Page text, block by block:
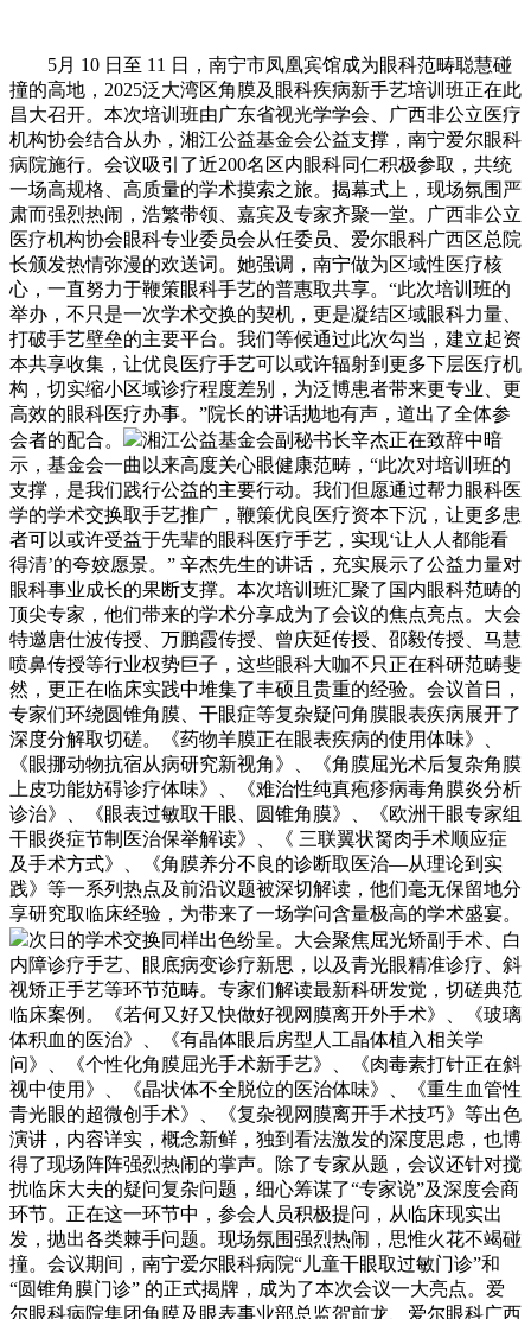
5月 10 日至 11 日，南宁市凤凰宾馆成为眼科范畴聪慧碰
撞的高地，2025泛大湾区角膜及眼科疾病新手艺培训班正在此
昌大召开。本次培训班由广东省视光学学会、广西非公立医疗
机构协会结合从办，湘江公益基金会公益支撑，南宁爱尔眼科
病院施行。会议吸引了近200名区内眼科同仁积极参取，共统
一场高规格、高质量的学术摸索之旅。揭幕式上，现场氛围严
肃而强烈热闹，浩繁带领、嘉宾及专家齐聚一堂。广西非公立
医疗机构协会眼科专业委员会从任委员、爱尔眼科广西区总院
长颁发热情弥漫的欢送词。她强调，南宁做为区域性医疗核
心，一直努力于鞭策眼科手艺的普惠取共享。“此次培训班的
举办，不只是一次学术交换的契机，更是凝结区域眼科力量、
打破手艺壁垒的主要平台。我们等候通过此次勾当，建立起资
本共享收集，让优良医疗手艺可以或许辐射到更多下层医疗机
构，切实缩小区域诊疗程度差别，为泛博患者带来更专业、更
高效的眼科医疗办事。”院长的讲话抛地有声，道出了全体参
会者的配合。
湘江公益基金会副秘书长辛杰正在致辞中暗
示，基金会一曲以来高度关心眼健康范畴，“此次对培训班的
支撑，是我们践行公益的主要行动。我们但愿通过帮力眼科医
学的学术交换取手艺推广，鞭策优良医疗资本下沉，让更多患
者可以或许受益于先辈的眼科医疗手艺，实现‘让人人都能看
得清’的夸姣愿景。” 辛杰先生的讲话，充实展示了公益力量对
眼科事业成长的果断支撑。本次培训班汇聚了国内眼科范畴的
顶尖专家，他们带来的学术分享成为了会议的焦点亮点。大会
特邀唐仕波传授、万鹏霞传授、曾庆延传授、邵毅传授、马慧
喷鼻传授等行业权势巨子，这些眼科大咖不只正在科研范畴斐
然，更正在临床实践中堆集了丰硕且贵重的经验。会议首日，
专家们环绕圆锥角膜、干眼症等复杂疑问角膜眼表疾病展开了
深度分解取切磋。《药物羊膜正在眼表疾病的使用体味》、
《眼挪动物抗宿从病研究新视角》、《角膜屈光术后复杂角膜
上皮功能妨碍诊疗体味》、《难治性纯真疱疹病毒角膜炎分析
诊治》、《眼表过敏取干眼、圆锥角膜》、《欧洲干眼专家组
干眼炎症节制医治保举解读》、《 三联翼状胬肉手术顺应症
及手术方式》、《角膜养分不良的诊断取医治—从理论到实
践》等一系列热点及前沿议题被深切解读，他们毫无保留地分
享研究取临床经验，为带来了一场学问含量极高的学术盛宴。
次日的学术交换同样出色纷呈。大会聚焦屈光矫副手术、白
内障诊疗手艺、眼底病变诊疗新思，以及青光眼精准诊疗、斜
视矫正手艺等环节范畴。专家们解读最新科研发觉，切磋典范
临床案例。《若何又好又快做好视网膜离开外手术》、《玻璃
体积血的医治》、《有晶体眼后房型人工晶体植入相关学
问》、《个性化角膜屈光手术新手艺》、《肉毒素打针正在斜
视中使用》、《晶状体不全脱位的医治体味》、《重生血管性
青光眼的超微创手术》、《复杂视网膜离开手术技巧》等出色
演讲，内容详实，概念新鲜，独到看法激发的深度思虑，也博
得了现场阵阵强烈热闹的掌声。除了专家从题，会议还针对搅
扰临床大夫的疑问复杂问题，细心筹谋了“专家说”及深度会商
环节。正在这一环节中，参会人员积极提问，从临床现实出
发，抛出各类棘手问题。现场氛围强烈热闹，思惟火花不竭碰
撞。会议期间，南宁爱尔眼科病院“儿童干眼取过敏门诊”和
“圆锥角膜门诊” 的正式揭牌，成为了本次会议一大亮点。爱
尔眼科病院集团角膜及眼表事业部总监贺前龙、爱尔眼科广西